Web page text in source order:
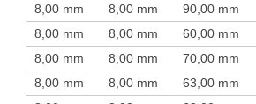
8,00 mm
8,00 mm 90,00 mm
8,00 mm
8,00 mm 60,00 mm
8,00 mm
8,00 mm 70,00 mm
8,00 mm
8,00 mm 63,00 mm